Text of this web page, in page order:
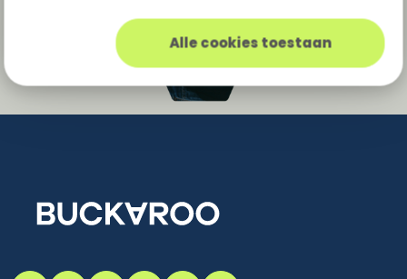
Alle cookies toestaan